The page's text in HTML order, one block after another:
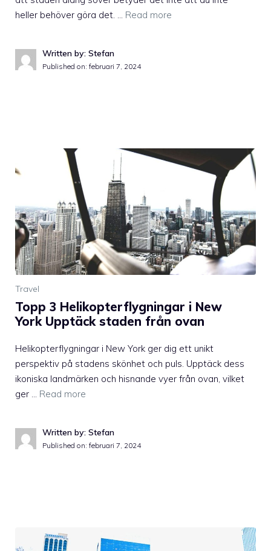
heller behöver göra det. … Read more
Written by: Stefan
Published on: februari 7, 2024
Travel
Topp 3 Helikopterflygningar i New
York Upptäck staden från ovan
Helikopterflygningar i New York ger dig ett unikt
perspektiv på stadens skönhet och puls. Upptäck dess
ikoniska landmärken och hisnande vyer från ovan, vilket
ger … Read more
Written by: Stefan
Published on: februari 7, 2024